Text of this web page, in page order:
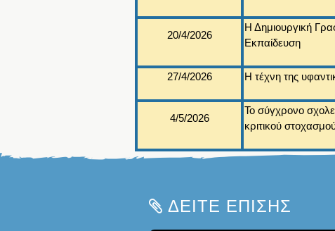
20/4/2026
Η Δημιουργική
Εκπαίδευση
27/4/2026 Η τέχνη της
4/5/2026
Το σύγχρονο
κριτικού
ΔΕΙΤΕ ΕΠΙΣΗΣ